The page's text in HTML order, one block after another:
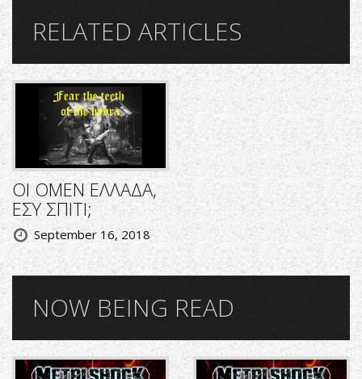
RELATED ARTICLES
ΟΙ OMEN ΕΛΛΑΔΑ,
ΕΣΥ ΣΠΙΤΙ;
September 16, 2018
NOW BEING READ